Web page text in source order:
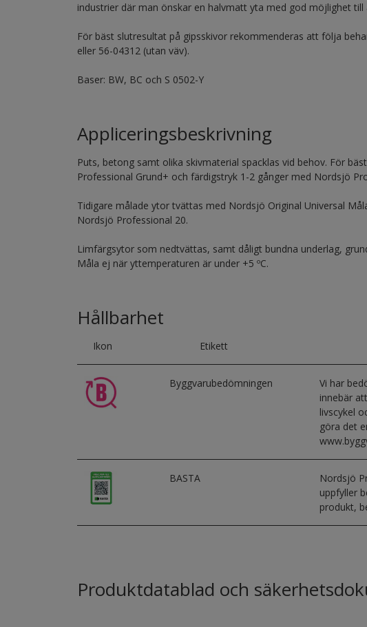
industrier där man önskar en halvmatt yta med god möjlighet till
För bäst slutresultat på gipsskivor rekommenderas att följa
eller 56-04312 (utan väv).
Baser: BW, BC och S 0502-Y
Appliceringsbeskrivning
Puts, betong samt olika skivmaterial spacklas vid behov. För
Professional Grund+ och färdigstryk 1-2 gånger med Nordsjö
Tidigare målade ytor tvättas med Nordsjö Original Universal
Nordsjö Professional 20.
Limfärgsytor som nedtvättas, samt dåligt bundna underlag,
Måla ej när yttemperaturen är under +5 ºC.
Hållbarhet
Ikon Etikett
Byggvarubedömningen
Vi har
innebär
livscykel
göra det
BASTA
Nordsjö
uppfyller
produkt,
Produktdatablad och